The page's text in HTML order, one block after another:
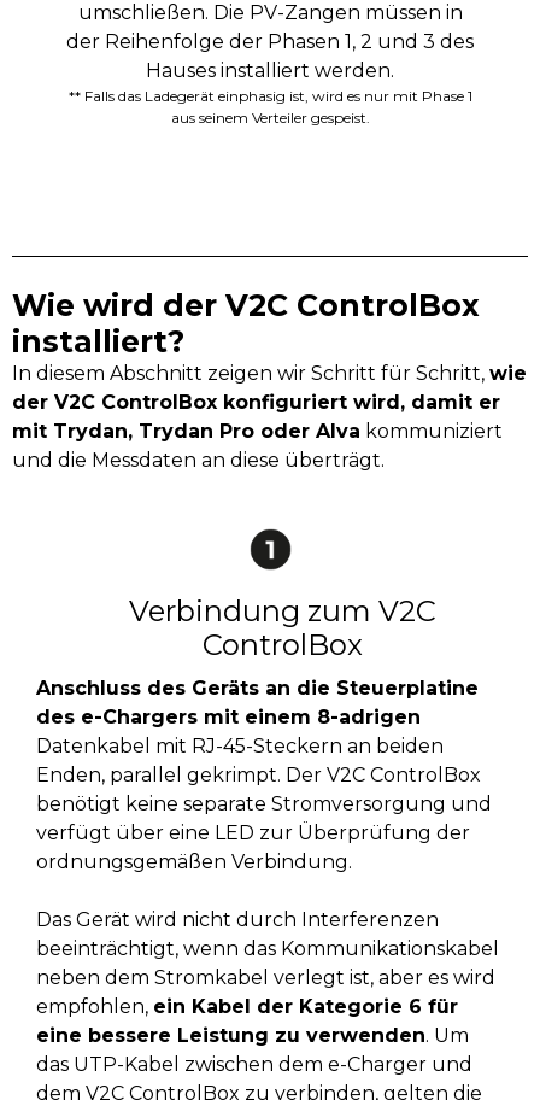
umschließen. Die PV-Zangen müssen in
der Reihenfolge der Phasen 1, 2 und 3 des
Hauses installiert werden.
** Falls das Ladegerät einphasig ist, wird es nur mit Phase 1
aus seinem Verteiler gespeist.
Wie wird der V2C ControlBox
installiert?
In diesem Abschnitt zeigen wir Schritt für Schritt, wie
der V2C ControlBox konfiguriert wird, damit er
mit Trydan, Trydan Pro oder Alva kommuniziert
und die Messdaten an diese überträgt.
Verbindung zum V2C
ControlBox
Anschluss des Geräts an die Steuerplatine
des e-Chargers mit einem 8-adrigen
Datenkabel mit RJ-45-Steckern an beiden
Enden, parallel gekrimpt. Der V2C ControlBox
benötigt keine separate Stromversorgung und
verfügt über eine LED zur Überprüfung der
ordnungsgemäßen Verbindung.
Das Gerät wird nicht durch Interferenzen
beeinträchtigt, wenn das Kommunikationskabel
neben dem Stromkabel verlegt ist, aber es wird
empfohlen, ein Kabel der Kategorie 6 für
eine bessere Leistung zu verwenden. Um
das UTP-Kabel zwischen dem e-Charger und
dem V2C ControlBox zu verbinden, gelten die